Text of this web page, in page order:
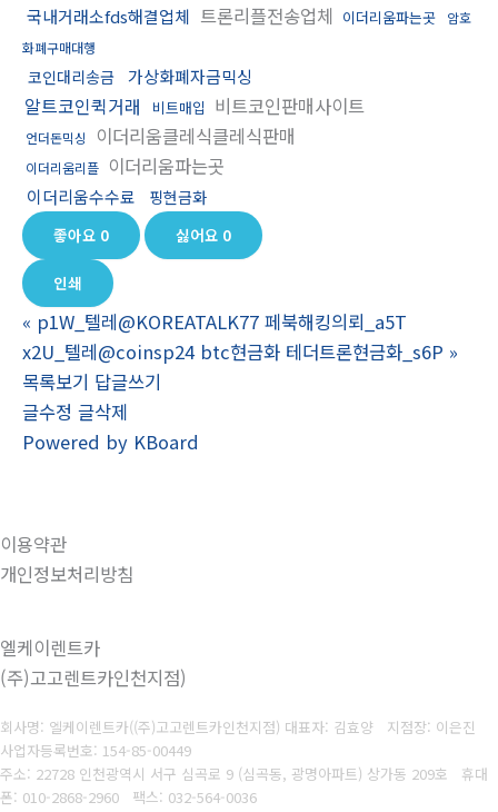
국내거래소fds해결업체 트론리플전송업체 이더리움파는곳
암호
화폐구매대행
코인대리송금 가상화폐자금믹싱
알트코인퀵거래 비트매입 비트코인판매사이트
언더돈믹싱 이더리움클레식클레식판매
이더리움리플 이더리움파는곳
이더리움수수료
핑현금화
좋아요 0 싫어요 0
인쇄
« p1W_텔레@KOREATALK77 페북해킹의뢰_a5T
x2U_텔레@coinsp24 btc현금화 테더트론현금화_s6P »
목록보기 답글쓰기
글수정 글삭제
Powered by KBoard
이용약관
개인정보처리방침
엘케이렌트카
(주)고고렌트카인천지점)
회사명: 엘케이렌트카((주)고고렌트카인천지점) 대표자: 김효양 지점장: 이은진
사업자등록번호: 154-85-00449
주소: 22728 인천광역시 서구 심곡로 9 (심곡동, 광명아파트) 상가동 209호 휴대
폰: 010-2868-2960 팩스: 032-564-0036